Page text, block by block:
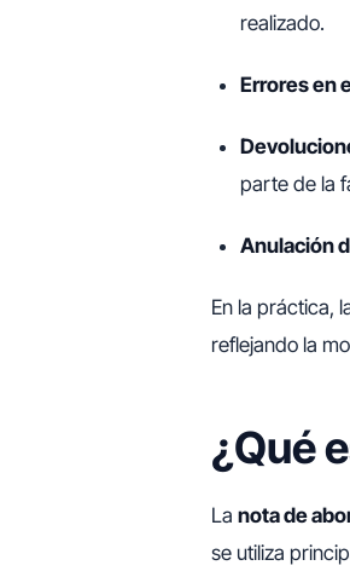
realizado.
Errores en
parte de la
Anulación
En la práctica,
reflejando la
¿Qué
La nota de
se utiliza